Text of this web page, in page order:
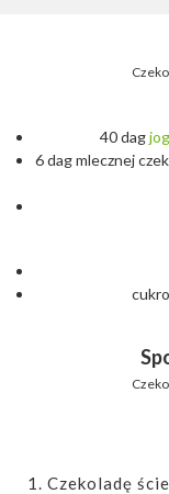
40 dag
6 dag mlecznej
1. Czekoladę